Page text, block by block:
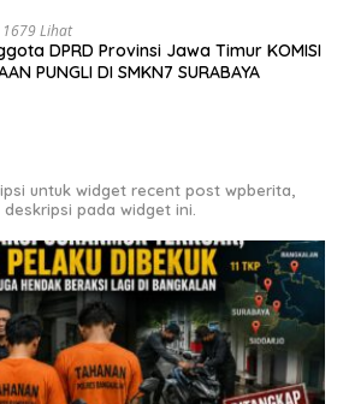
1679 Lihat
DPRD Provinsi Jawa Timur KOMISI
PUNGLI DI SMKN7 SURABAYA
untuk widget recent post wpberita,
pada widget ini.